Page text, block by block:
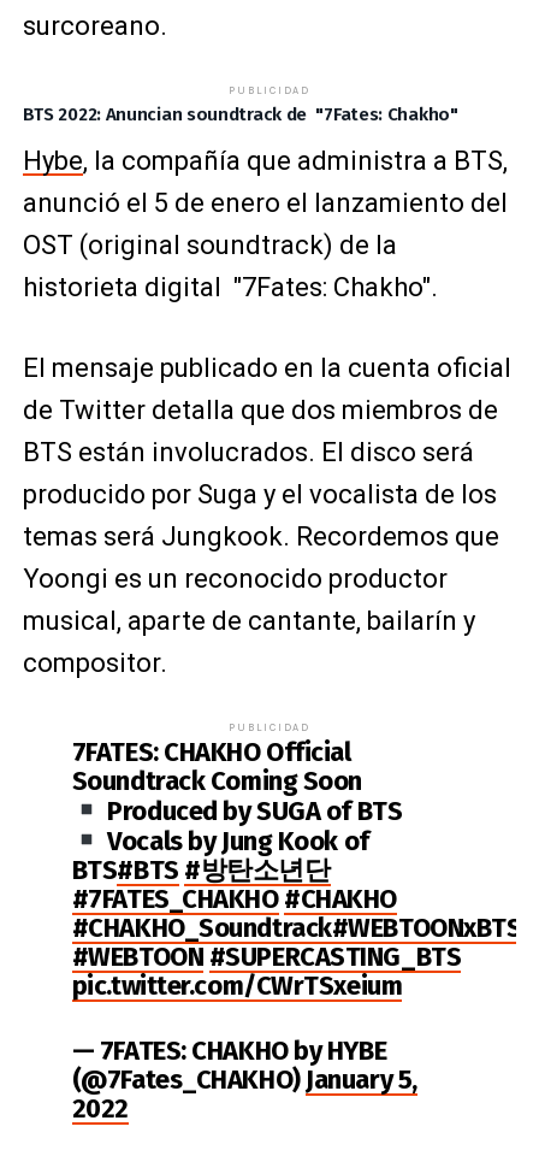
surcoreano.
PUBLICIDAD
BTS 2022: Anuncian soundtrack de "7Fates: Chakho"
Hybe, la compañía que administra a BTS,
anunció el 5 de enero el lanzamiento del
OST (original soundtrack) de la
historieta digital "7Fates: Chakho".
El mensaje publicado en la cuenta oficial
de Twitter detalla que dos miembros de
BTS están involucrados. El disco será
producido por Suga y el vocalista de los
temas será Jungkook. Recordemos que
Yoongi es un reconocido productor
musical, aparte de cantante, bailarín y
compositor.
PUBLICIDAD
7FATES: CHAKHO Official
Soundtrack Coming Soon
Produced by SUGA of BTS
Vocals by Jung Kook of
BTS#BTS #방탄소년단
#7FATES_CHAKHO #CHAKHO
#CHAKHO_Soundtrack#WEBTOONxBTS
#WEBTOON #SUPERCASTING_BTS
pic.twitter.com/CWrTSxeium
— 7FATES: CHAKHO by HYBE
(@7Fates_CHAKHO)January 5,
2022